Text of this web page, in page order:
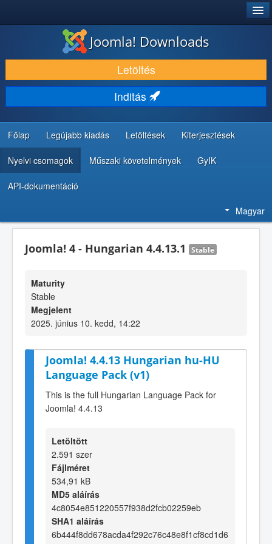
LETÖLTÉS ÉS KITERJESZTÉS
FEDEZZE FEL ÉS TANULJA MEG
KÖZÖSSÉG ÉS TÁMOGATÁS
FEJLESZTŐI ERŐFORRÁSOK
Joomla! Downloads
Letöltés
Inditás
Főlap Legújabb kiadás Letöltések Kiterjesztések
Nyelvi csomagok Műszaki követelmények GyIK
API-dokumentáció
Magyar
Joomla! 4 - Hungarian 4.4.13.1 Stable
Maturity
Stable
Megjelent
2025. június 10. kedd, 14:22
Joomla! 4.4.13 Hungarian hu-HU
Language Pack (v1)
This is the full Hungarian Language Pack for
Joomla! 4.4.13
Letöltött
2.591 szer
Fájlméret
534,91 kB
MD5 aláírás
4c8054e851220557f938d2fcb02259eb
SHA1 aláírás
6b444f8dd678acda4f292c76c48e8f1cf8cd1d6